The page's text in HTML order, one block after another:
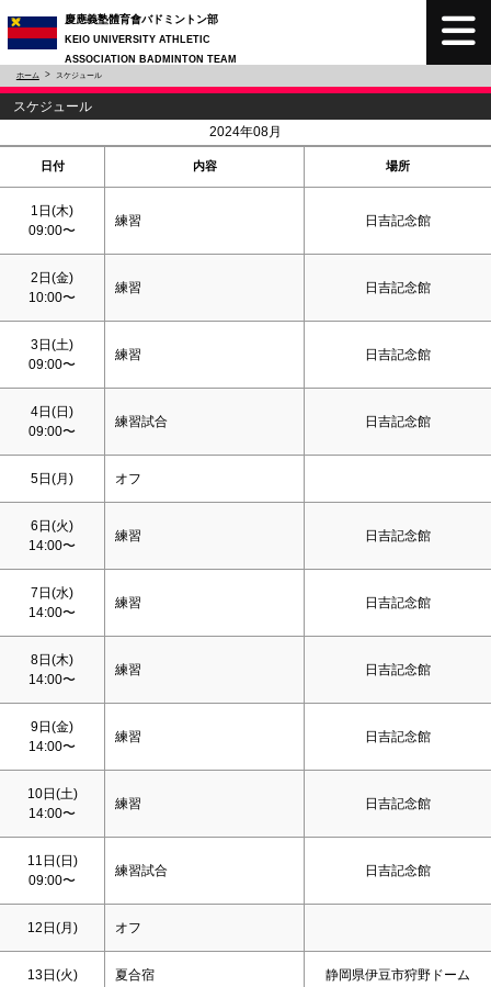
慶應義塾體育會バドミントン部
KEIO UNIVERSITY ATHLETIC
ASSOCIATION BADMINTON TEAM
ホーム スケジュール
スケジュール
2024年08月
日付 内容 場所
1日(木)
09:00〜
練習 日吉記念館
2日(金)
10:00〜
練習 日吉記念館
3日(土)
09:00〜
練習 日吉記念館
4日(日)
09:00〜
練習試合 日吉記念館
5日(月) オフ
6日(火)
14:00〜
練習 日吉記念館
7日(水)
14:00〜
練習 日吉記念館
8日(木)
14:00〜
練習 日吉記念館
9日(金)
14:00〜
練習 日吉記念館
10日(土)
14:00〜
練習 日吉記念館
11日(日)
09:00〜
練習試合 日吉記念館
12日(月) オフ
13日(火) 夏合宿 静岡県伊豆市狩野ドーム